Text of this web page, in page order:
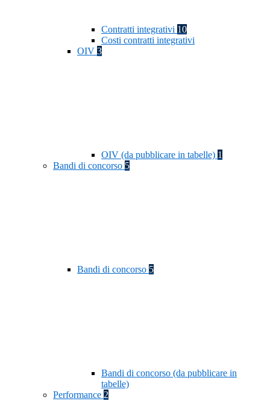
Contratti integrativi 10
Costi contratti integrativi
OIV 3
OIV (da pubblicare in tabelle) 1
Bandi di concorso 5
Bandi di concorso 5
Bandi di concorso (da pubblicare in
tabelle)
Performance 2